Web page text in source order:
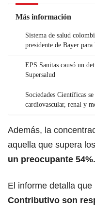
Más información
Sistema de salud
presidente de Bayer para
EPS Sanitas causó un
Supersalud
Sociedades Científicas
cardiovascular, renal y
Además, la
aquella que supera
un preocupante 54%.
El informe detalla que
Contributivo son